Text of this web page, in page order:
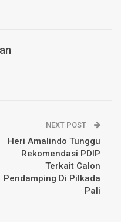
NEXT POST
Heri Amalindo Tunggu
Rekomendasi PDIP
Terkait Calon
Pendamping Di Pilkada
Pali